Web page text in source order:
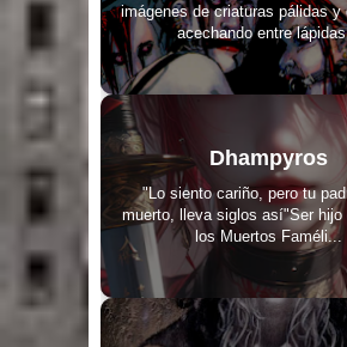
imágenes de criaturas pálidas y
acechando entre
Dhampyros
"Lo siento cariño, pero tu
muerto, lleva siglos así"Ser hijo
los Muertos Faméli...